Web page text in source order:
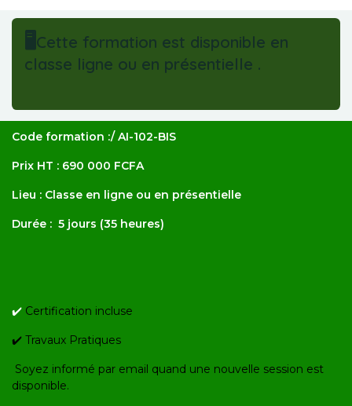
🖥️ Cette formation est disponible en
classe ligne ou en présentielle .
Code formation :/ AI-102-BIS
Prix HT : 690 000 FCFA
Lieu : Classe en ligne ou en présentielle
Durée : 5 jours (35 heures)
✔️ Certification incluse
✔️ Travaux Pratiques
Soyez informé par email quand une nouvelle session est
disponible.